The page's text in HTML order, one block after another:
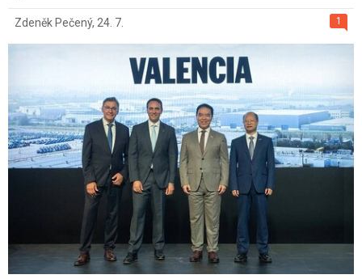
1
Zdeněk Pečený, 24. 7.